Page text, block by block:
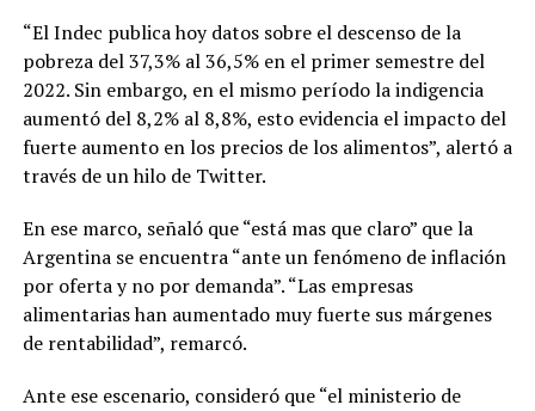
“El Indec publica hoy datos sobre el descenso de la
pobreza del 37,3% al 36,5% en el primer semestre del
2022. Sin embargo, en el mismo período la indigencia
aumentó del 8,2% al 8,8%, esto evidencia el impacto del
fuerte aumento en los precios de los alimentos”, alertó a
través de un hilo de Twitter.
En ese marco, señaló que “está mas que claro” que la
Argentina se encuentra “ante un fenómeno de inflación
por oferta y no por demanda”. “Las empresas
alimentarias han aumentado muy fuerte sus márgenes
de rentabilidad”, remarcó.
Ante ese escenario, consideró que “el ministerio de